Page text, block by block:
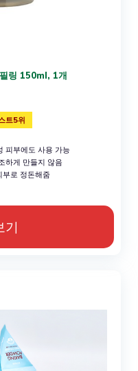
링 150ml, 1개
트5위
피부에도 사용 가능
하게 만들지 않음
부로 정돈해줌
기